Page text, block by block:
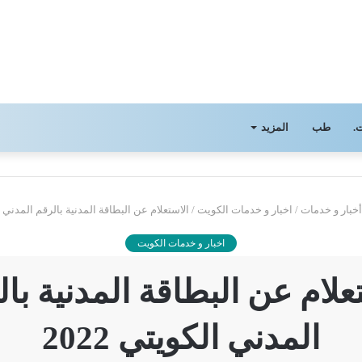
طب المزيد
أخبار و خدمات / اخبار و خدمات الكويت / الاستعلام عن البطاقة المدنية بالرقم المدني
اخبار و خدمات الكويت
عن البطاقة المدنية
المدني الكويتي 2022